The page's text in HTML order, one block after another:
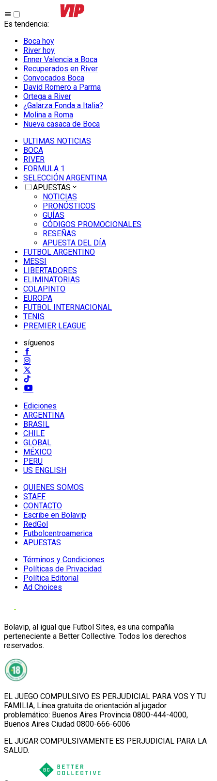
Es tendencia:
Boca hoy
River hoy
Enner Valencia a Boca
Recuperados en River
Convocados Boca
David Romero a Parma
Ortega a River
¿Galarza Fonda a Italia?
Molina a Roma
Nueva casaca de Boca
ULTIMAS NOTICIAS
BOCA
RIVER
FORMULA 1
SELECCIÓN ARGENTINA
APUESTAS
NOTICIAS
PRONÓSTICOS
GUÍAS
CÓDIGOS PROMOCIONALES
RESEÑAS
APUESTA DEL DÍA
FUTBOL ARGENTINO
MESSI
LIBERTADORES
ELIMINATORIAS
COLAPINTO
EUROPA
FUTBOL INTERNACIONAL
TENIS
PREMIER LEAGUE
síguenos
Ediciones
ARGENTINA
BRASIL
CHILE
GLOBAL
MÉXICO
PERU
US ENGLISH
QUIENES SOMOS
STAFF
CONTACTO
Escribe en Bolavip
RedGol
Futbolcentroamerica
APUESTAS
Términos y Condiciones
Políticas de Privacidad
Política Editorial
Ad Choices
Bolavip, al igual que Futbol Sites, es una compañía
perteneciente a Better Collective. Todos los derechos
reservados.
EL JUEGO COMPULSIVO ES PERJUDICIAL PARA VOS Y TU
FAMILIA, Línea gratuita de orientación al jugador
problemático: Buenos Aires Provincia 0800-444-4000,
Buenos Aires Ciudad 0800-666-6006
EL JUGAR COMPULSIVAMENTE ES PERJUDICIAL PARA LA
SALUD.